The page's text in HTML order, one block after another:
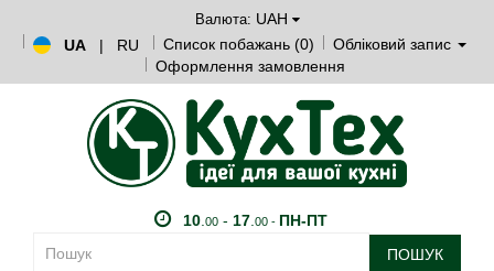
Валюта: UAH
UA
| RU Список побажань (0)
Обліковий запис
Оформлення замовлення
10. 00- 17. 00 - ПН-ПТ
ПОШУК